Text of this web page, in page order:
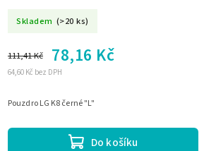
Skladem (>20 ks)
64,60 Kč bez DPH
111,41 Kč 78,16 Kč
Do košíku
Pouzdro LG K8 černé "L"